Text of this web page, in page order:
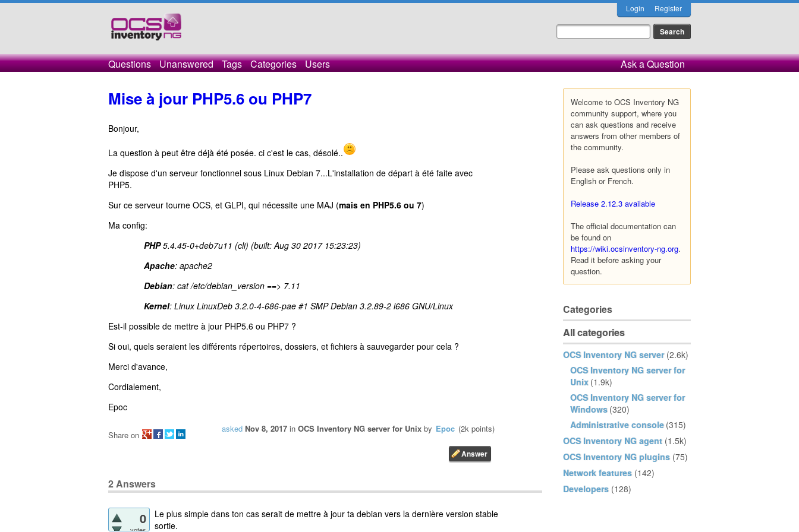
Login Register
Questions Unanswered Tags Categories Users Ask a Question
Welcome to OCS Inventory NG
community support, where you
can ask questions and receive
answers from other members of
the community.
Please ask questions only in
English or French.
Release 2.12.3 available
The official documentation can
be found on
https://wiki.ocsinventory-ng.org.
Read it before asking your
question.
Categories
All categories
OCS Inventory NG server (2.6k)
OCS Inventory NG server for
Unix (1.9k)
OCS Inventory NG server for
Windows (320)
Administrative console (315)
OCS Inventory NG agent (1.5k)
OCS Inventory NG plugins (75)
Network features (142)
Developers (128)
Mise à jour PHP5.6 ou PHP7
Bonjour,
La question à peut être déjà été posée. ci c'est le cas, désolé..
Je dispose d'un serveur fonctionnel sous Linux Debian 7...L'installation de départ à été faite avec
PHP5.
Sur ce serveur tourne OCS, et GLPI, qui nécessite une MAJ (mais en PHP5.6 ou 7)
Ma config:
PHP5.4.45-0+deb7u11 (cli) (built: Aug 30 2017 15:23:23)
Apache: apache2
Debian: cat /etc/debian_version ==> 7.11
Kernel: Linux LinuxDeb 3.2.0-4-686-pae #1 SMP Debian 3.2.89-2 i686 GNU/Linux
Est-il possible de mettre à jour PHP5.6 ou PHP7 ?
Si oui, quels seraient les différents répertoires, dossiers, et fichiers à sauvegarder pour cela ?
Merci d'avance,
Cordialement,
Epoc
asked Nov 8, 2017 in OCS Inventory NG server for Unix by Epoc (2k points)
Share on
2Answers
0
votes
Le plus simple dans ton cas serait de mettre à jour ta debian vers la dernière version stable
sortie.